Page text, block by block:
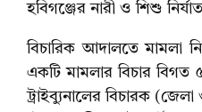
হবিগঞ্জের নারী ও শিশু
বিচারিক আদালতে মামলা
একটি মামলার বিচার বিগত
ট্রাইব্যুনালের বিচারক